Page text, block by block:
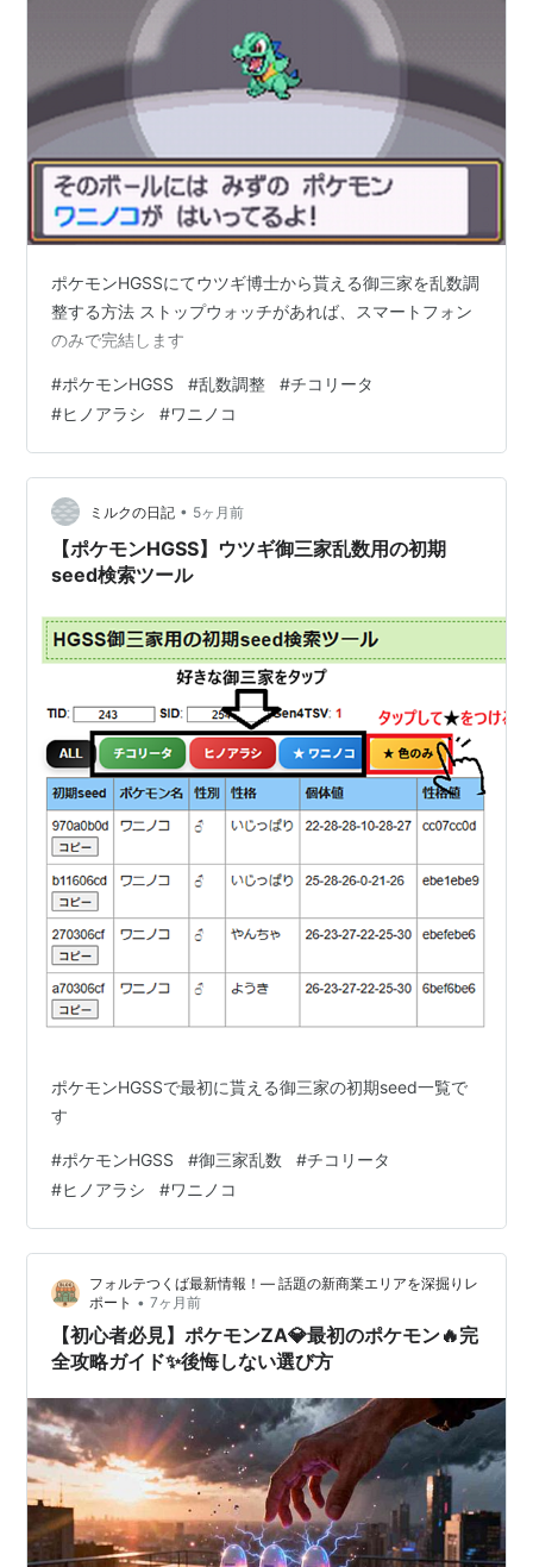
ポケモンHGSSにてウツギ博士から貰える御三家を乱数調
整する方法 ストップウォッチがあれば、スマートフォン
のみで完結します
#ポケモンHGSS #乱数調整 #チコリータ
#ヒノアラシ #ワニノコ
ミルクの日記 • 5ヶ月前
【ポケモンHGSS】ウツギ御三家乱数用の初期
seed検索ツール
ポケモンHGSSで最初に貰える御三家の初期seed一覧で
す
#ポケモンHGSS #御三家乱数 #チコリータ
#ヒノアラシ #ワニノコ
フォルテつくば最新情報！— 話題の新商業エリアを深掘りレ
ポート • 7ヶ月前
【初心者必見】ポケモンZA💎最初のポケモン🔥完
全攻略ガイド✨後悔しない選び方